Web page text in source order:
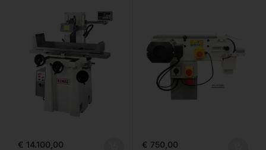
€ 14.100,00 € 750,00